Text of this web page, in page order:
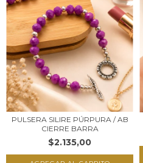
PULSERA SILIRE PÚRPURA / AB
CIERRE BARRA
$2.135,00